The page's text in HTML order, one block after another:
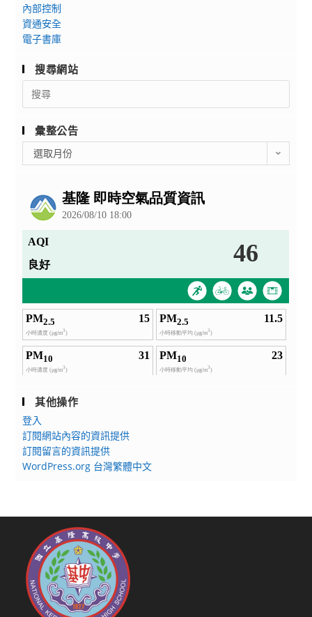
內部控制
資通安全
電子書庫
搜尋網站
Search
for:
彙整公告
整
選取月份
其他操作
登入
訂閱網站內容的資訊提供
訂閱留言的資訊提供
WordPress.org 台灣繁體中文